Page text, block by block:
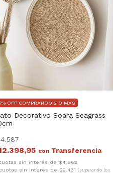
Decorativo Soara Seagrass
OFF COMPRANDO 2 O MÁS
con
sin interés de $4.862
sin interés de $2.431 (superando los